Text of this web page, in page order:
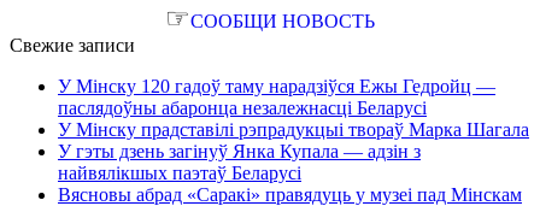
☞СООБЩИ НОВОСТЬ
Свежие записи
У Мінску 120 гадоў таму нарадзіўся Ежы Гедройц —
паслядоўны абаронца незалежнасці Беларусі
У Мінску прадставілі рэпрадукцыі твораў Марка Шагала
У гэты дзень загінуў Янка Купала — адзін з
найвялікшых паэтаў Беларусі
Вясновы абрад «Саракі» правядуць у музеі пад Мінскам